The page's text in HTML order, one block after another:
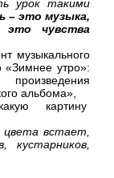
такими
музыка,
чувства
музыкального
«Зимнее утро»:
альбома»,
картину
цвета встает,
кустарников,